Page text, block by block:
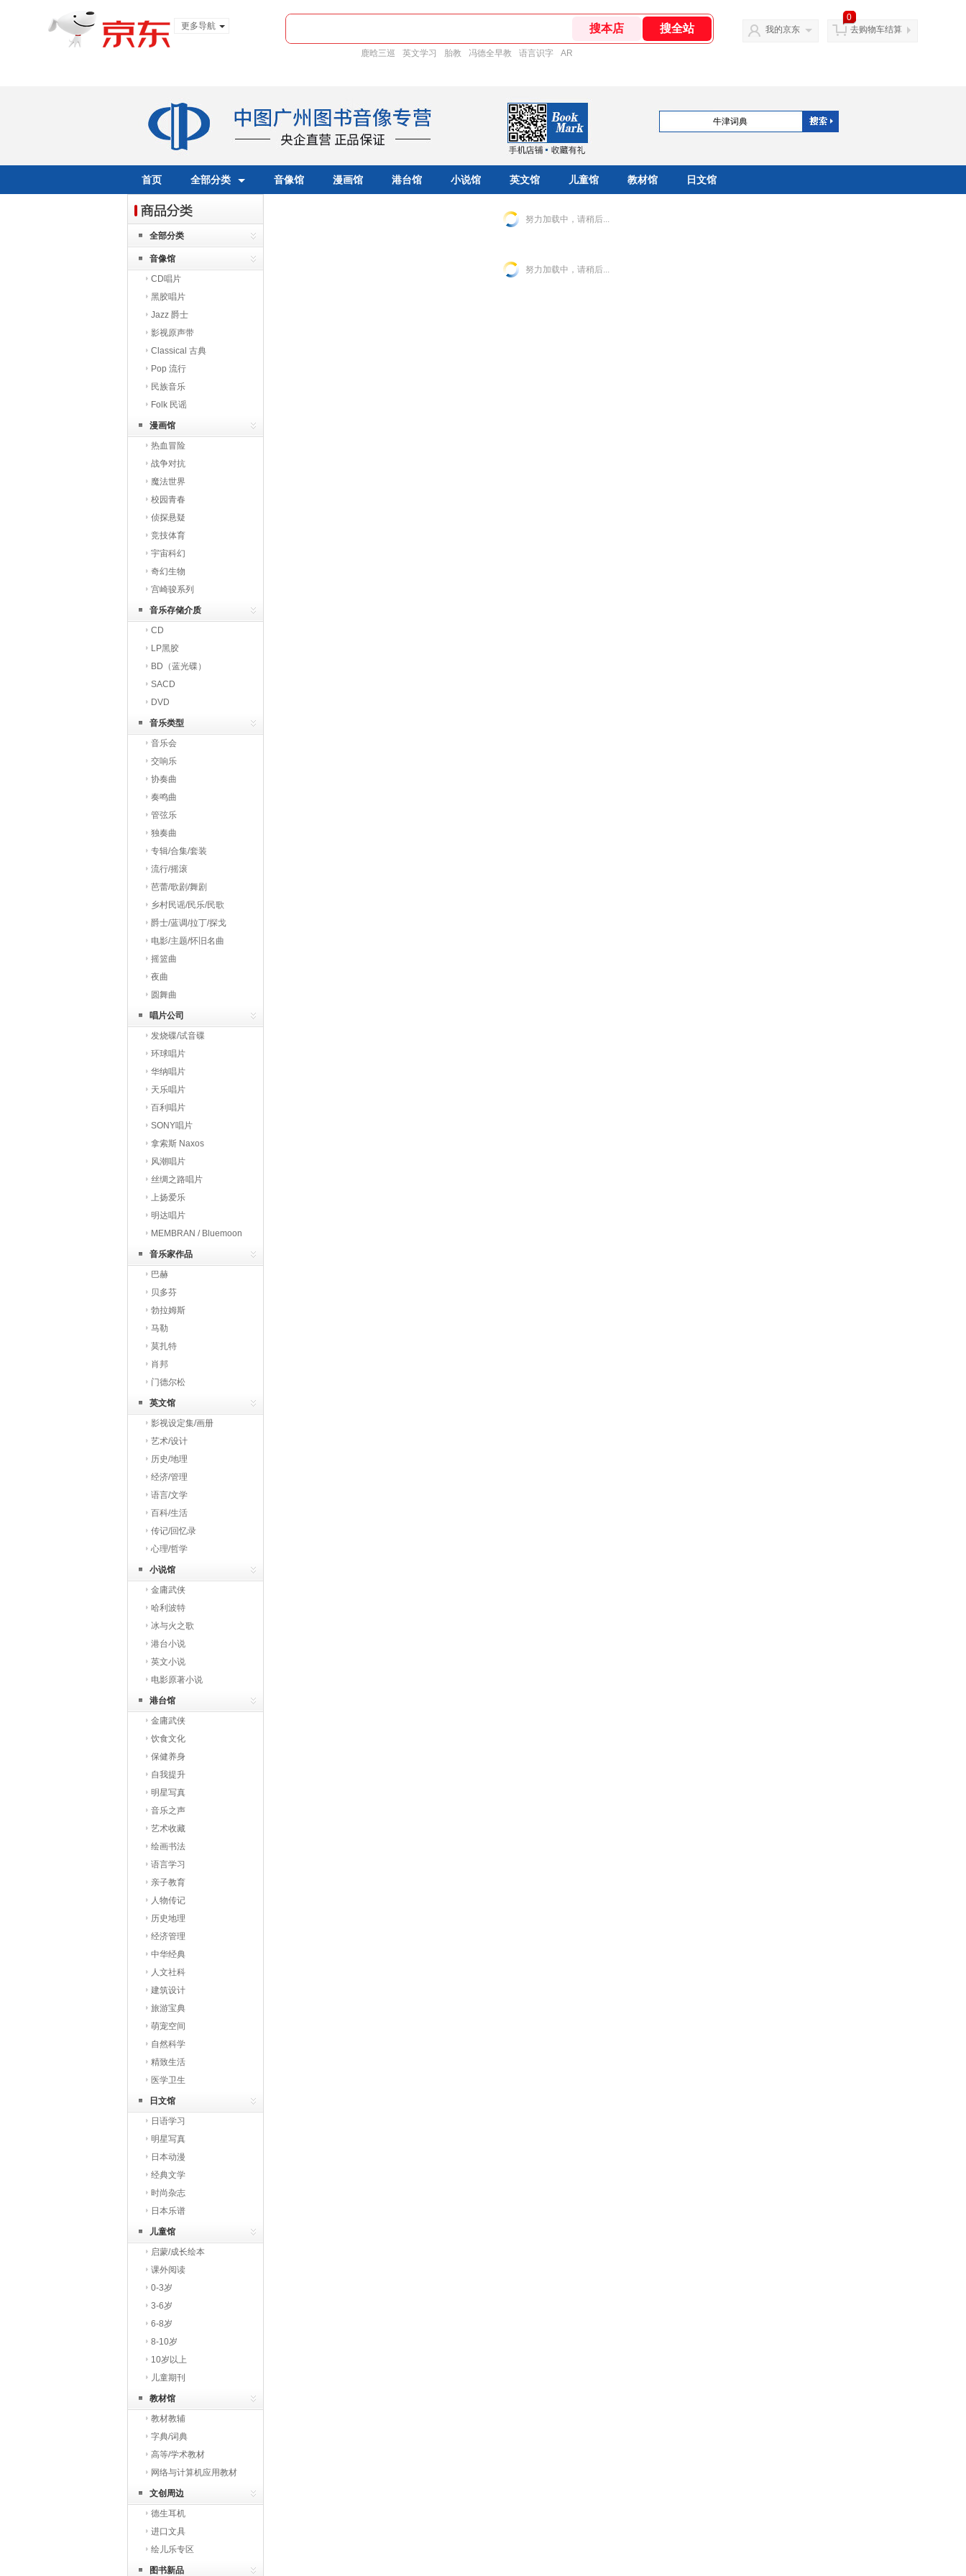
更多导航
鹿晗三巡 英文学习 胎教 冯德全早教 语言识字 AR
我的京东
0
去购物车结算
首页 全部分类 音像馆 漫画馆 港台馆 小说馆 英文馆 儿童馆 教材馆 日文馆
全部分类
音像馆
CD唱片
黑胶唱片
Jazz 爵士
影视原声带
Classical 古典
Pop 流行
民族音乐
Folk 民谣
漫画馆
热血冒险
战争对抗
魔法世界
校园青春
侦探悬疑
竞技体育
宇宙科幻
奇幻生物
宫崎骏系列
音乐存储介质
CD
LP黑胶
BD（蓝光碟）
SACD
DVD
音乐类型
音乐会
交响乐
协奏曲
奏鸣曲
管弦乐
独奏曲
专辑/合集/套装
流行/摇滚
芭蕾/歌剧/舞剧
乡村民谣/民乐/民歌
爵士/蓝调/拉丁/探戈
电影/主题/怀旧名曲
摇篮曲
夜曲
圆舞曲
唱片公司
发烧碟/试音碟
环球唱片
华纳唱片
天乐唱片
百利唱片
SONY唱片
拿索斯 Naxos
风潮唱片
丝绸之路唱片
上扬爱乐
明达唱片
MEMBRAN / Bluemoon
音乐家作品
巴赫
贝多芬
勃拉姆斯
马勒
莫扎特
肖邦
门德尔松
英文馆
影视设定集/画册
艺术/设计
历史/地理
经济/管理
语言/文学
百科/生活
传记/回忆录
心理/哲学
小说馆
金庸武侠
哈利波特
冰与火之歌
港台小说
英文小说
电影原著小说
港台馆
金庸武侠
饮食文化
保健养身
自我提升
明星写真
音乐之声
艺术收藏
绘画书法
语言学习
亲子教育
人物传记
历史地理
经济管理
中华经典
人文社科
建筑设计
旅游宝典
萌宠空间
自然科学
精致生活
医学卫生
日文馆
日语学习
明星写真
日本动漫
经典文学
时尚杂志
日本乐谱
儿童馆
启蒙/成长绘本
课外阅读
0-3岁
3-6岁
6-8岁
8-10岁
10岁以上
儿童期刊
教材馆
教材教辅
字典/词典
高等/学术教材
网络与计算机应用教材
文创周边
德生耳机
进口文具
绘儿乐专区
图书新品
努力加载中，请稍后...
努力加载中，请稍后...